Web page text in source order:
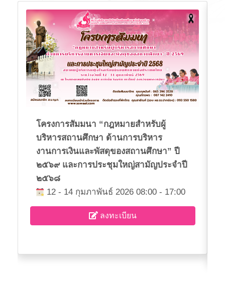
โครงการสัมมนา “กฎหมายสำหรับผู้
บริหารสถานศึกษา ด้านการบริหาร
งานการเงินและพัสดุของสถานศึกษา” ปี
๒๕๖๙ และการประชุมใหญ่สามัญประจำปี
๒๕๖๘
12 - 14 กุมภาพันธ์ 2026 08:00 - 17:00
ลงทะเบียน